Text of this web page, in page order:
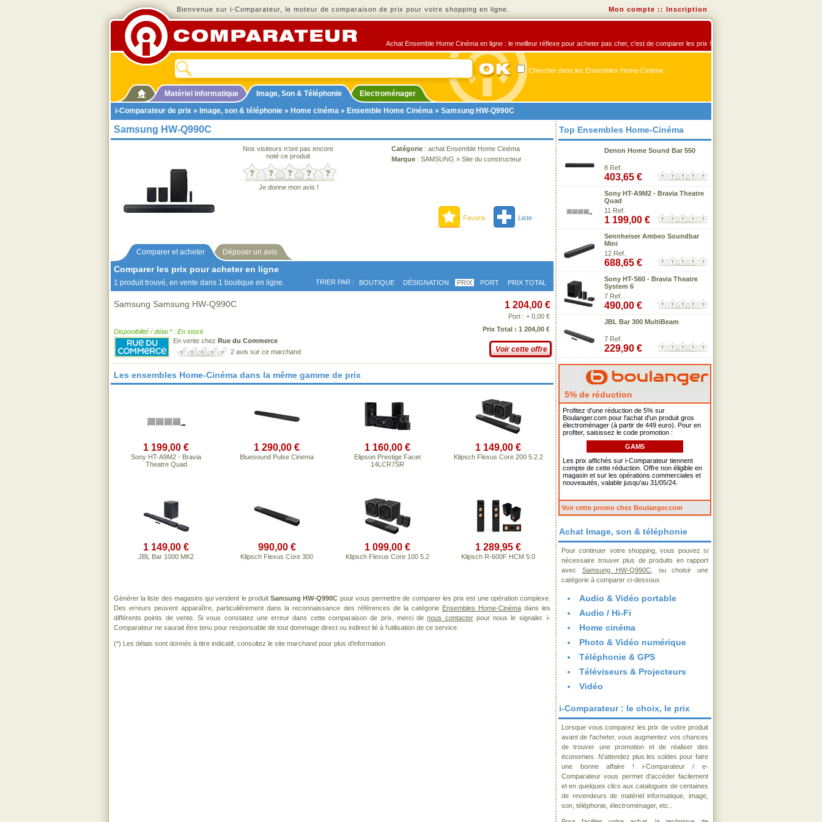
Bienvenue sur i-Comparateur, le moteur de comparaison de prix pour votre shopping en ligne. Mon compte :: Inscription
Achat Ensemble Home Cinéma en ligne : le meilleur réflexe pour acheter pas cher, c'est de comparer les prix !
Chercher dans les Ensembles Home-Cinéma
Matériel informatique Image, Son & Téléphonie
Electroménager
i-Comparateur de prix » Image, son & téléphonie » Home cinéma » Ensemble Home Cinéma » Samsung HW-Q990C
Samsung HW-Q990C
Nos visiteurs n'ont pas encore
noté ce produit
Je donne mon avis !
Catégorie : achat Ensemble Home Cinéma
Marque : SAMSUNG » Site du constructeur
Favoris Liste
Comparer et acheter Déposer un avis
Comparer les prix pour acheter en ligne
1 produit trouvé, en vente dans 1 boutique en ligne. TRIER PAR : BOUTIQUE DÉSIGNATION PRIX PORT PRIX TOTAL
Samsung Samsung HW-Q990C
Disponibilité / délai * : En stock
En vente chez Rue du Commerce
2 avis sur ce marchand
1 204,00 €
Port : + 0,00 €
Prix Total : 1 204,00 €
Voir cette offre
Les ensembles Home-Cinéma dans la même gamme de prix
1 199,00 €
Sony HT-A9M2 - Bravia
Theatre Quad
1 290,00 €
Bluesound Pulse Cinema
1 160,00 €
Elipson Prestige Facet
14LCR7SR
1 149,00 €
Klipsch Flexus Core 200 5.2.2
1 149,00 €
JBL Bar 1000 MK2
990,00 €
Klipsch Flexus Core 300
1 099,00 €
Klipsch Flexus Core 100 5.2
1 289,95 €
Klipsch R-600F HCM 5.0
Générer la liste des magasins qui vendent le produitSamsung HW-Q990C pour vous permettre de comparer les prix est une opération complexe.
Des erreurs peuvent apparaître, particulièrement dans la reconnaissance des références de la catégorie Ensembles Home-Cinémadans les
différents points de vente. Si vous constatez une erreur dans cette comparaison de prix, merci denous contacterpour nous le signaler. i-
Comparateur ne saurait être tenu pour responsable de tout dommage direct ou indirect lié à l'utilisation de ce service.
(*) Les délais sont donnés à titre indicatif, consultez le site marchand pour plus d'information.
Top Ensembles Home-Cinéma
Denon Home Sound Bar 550
8 Ref.
403,65 €
Sony HT-A9M2 - Bravia Theatre
Quad
11 Ref.
1 199,00 €
Sennheiser Ambeo Soundbar
Mini
12 Ref.
688,65 €
Sony HT-S60 - Bravia Theatre
System 6
7 Ref.
490,00 €
JBL Bar 300 MultiBeam
7 Ref.
229,90 €
5% de réduction
Profitez d'une réduction de 5% sur
Boulanger.com pour l'achat d'un produit gros
électroménager (à partir de 449 euro). Pour en
profiter, saisissez le code promotion :
GAM5
Les prix affichés sur i-Comparateur tiennent
compte de cette réduction. Offre non éligible en
magasin et sur les opérations commerciales et
nouveautés, valable jusqu'au 31/05/24.
Voir cette promo chez Boulanger.com
Achat Image, son & téléphonie
Pour continuer votre shopping, vous pouvez si
nécessaire trouver plus de produits en rapport
avec Samsung HW-Q990C , ou choisir une
catégorie à comparer ci-dessous
Audio & Vidéo portable
Audio / Hi-Fi
Home cinéma
Photo & Vidéo numérique
Téléphonie & GPS
Téléviseurs & Projecteurs
Vidéo
i-Comparateur : le choix, le prix
Lorsque vous comparez les prix de votre produit
avant de l'acheter, vous augmentez vos chances
de trouver une promotion et de réaliser des
économies. N'attendez plus les soldes pour faire
une bonne affaire ! i-Comparateur / e-
Comparateur vous permet d'accéder facilement
et en quelques clics aux catalogues de centaines
de revendeurs de matériel informatique, image,
son, téléphonie, électroménager, etc..